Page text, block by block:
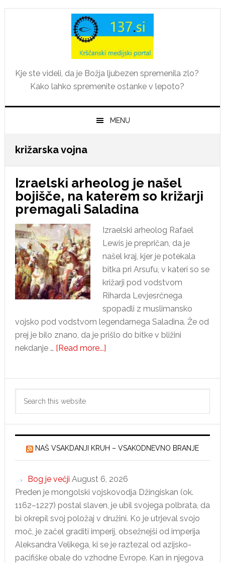
Skip
Skip
Skip
Skip
Kje ste videli, da je Božja ljubezen spremenila zlo?
Kako lahko spremenite ostanke v lepoto?
MENU
križarska vojna
Izraelski arheolog je našel
bojišče, na katerem so križarji
premagali Saladina
Izraelski arheolog Rafael
Lewis je prepričan, da je
našel kraj, kjer je potekala
bitka pri Arsufu, v kateri so se
križarji pod vodstvom
Riharda Levjesrčnega
spopadli z muslimansko
vojsko pod vodstvom legendarnega Saladina. Že od
prej je bilo znano, da je prišlo do bitke v bližini
nekdanje … [Read more...]about
je
bojišče,
na
katerem
so
premagali
Saladina
Primary
Sidebar
NAŠ VSAKDANJI KRUH – VSAKODNEVNO BRANJE
Bog je večji August 6, 2026
Preden je mongolski vojskovodja Džingiskan (ok.
1162–1227) postal slaven, je ubil svojega polbrata, da
bi okrepil svoj položaj v družini. Ko je utrjeval svojo
moč, je začel graditi imperij, obsežnejši od imperija
Aleksandra Velikega, ki se je raztezal od azijsko-
pacifiške obale do vzhodne Evrope. Kan in njegova